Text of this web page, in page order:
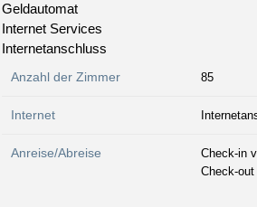
Geldautomat
Internet Services
Internetanschluss
Anzahl der Zimmer 85
Internet
Anreise/Abreise
Check-in
Check-